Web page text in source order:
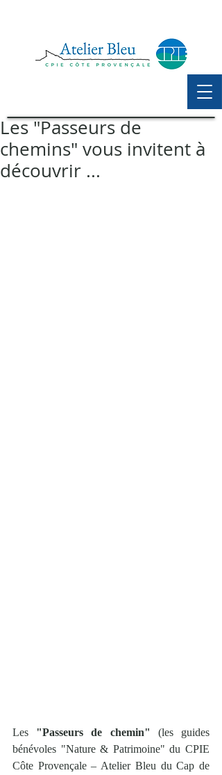
Les "Passeurs de
chemins" vous invitent à
découvrir ...
Les "Passeurs de chemin" (les guides
bénévoles "Nature & Patrimoine" du CPIE
Côte Provençale – Atelier Bleu du Cap de